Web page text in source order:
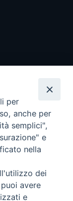
riservati - Vita
per
anche per
semplici",
e
nella
dei
avere
e